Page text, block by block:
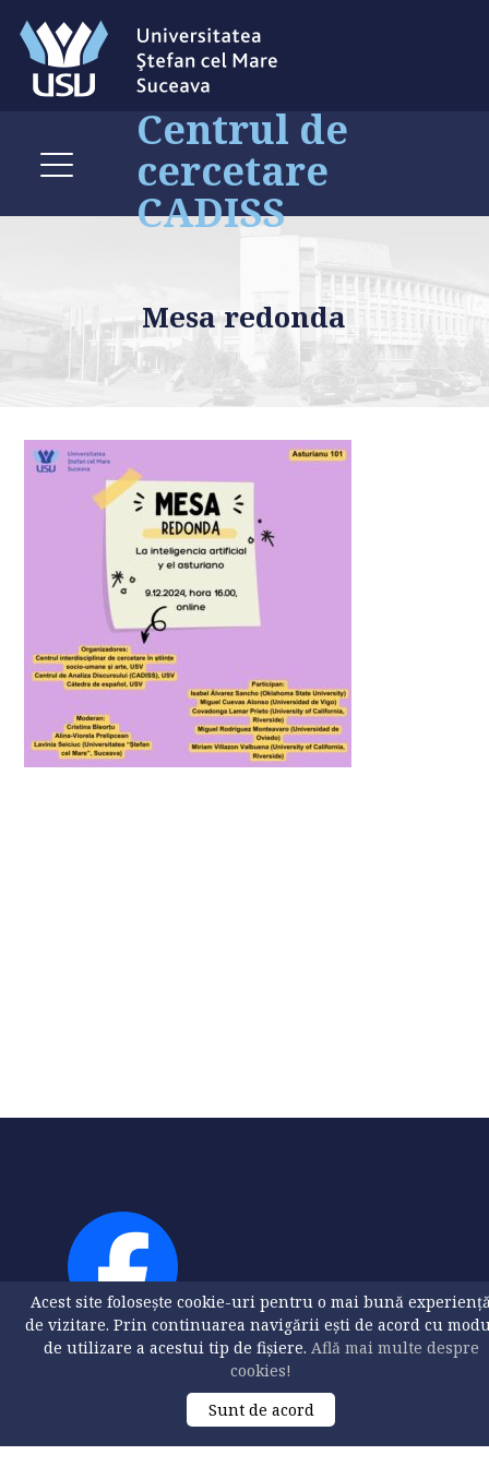
Centrul de
cercetare
CADISS
Mesa redonda
Acest site folosește cookie-uri pentru o mai bună
de vizitare. Prin continuarea navigării ești de acord cu
de utilizare a acestui tip de fișiere. Află mai multe despre
cookies!
Sunt de acord